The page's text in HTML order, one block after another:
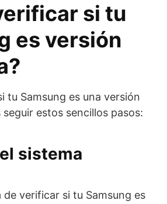
si tu
es versión
tu Samsung es una versión
seguir estos sencillos pasos:
sistema
verificar si tu Samsung es